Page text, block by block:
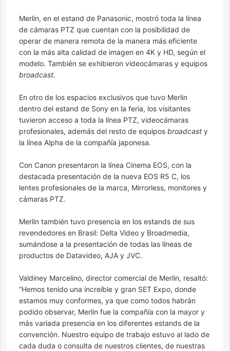
Merlin, en el estand de Panasonic, mostró toda la línea
de cámaras PTZ que cuentan con la posibilidad de
operar de manera remota de la manera más eficiente
con la más alta calidad de imagen en 4K y HD, según el
modelo. También se exhibieron videocámaras y equipos
broadcast.
En otro de los espacios exclusivos que tuvo Merlin
dentro del estand de Sony en la feria, los visitantes
tuvieron acceso a toda la línea PTZ, videocámaras
profesionales, además del resto de equipos broadcast y
la línea Alpha de la compañía japonesa.
Con Canon presentaron la línea Cinema EOS, con la
destacada presentación de la nueva EOS R5 C, los
lentes profesionales de la marca, Mirrorless, monitores y
cámaras PTZ.
Merlin también tuvo presencia en los estands de sus
revendedores en Brasil: Delta Video y Broadmedia,
sumándose a la presentación de todas las líneas de
productos de Datavideo, AJA y JVC.
Valdiney Marcelino, director comercial de Merlin, resaltó:
“Hemos tenido una increíble y gran SET Expo, donde
estamos muy conformes, ya que como todos habrán
podido observar, Merlin fue la compañía con la mayor y
más variada presencia en los diferentes estands de la
convención. Nuestro equipo de trabajo estuvo al lado de
cada duda o consulta de nuestros clientes, de nuestras